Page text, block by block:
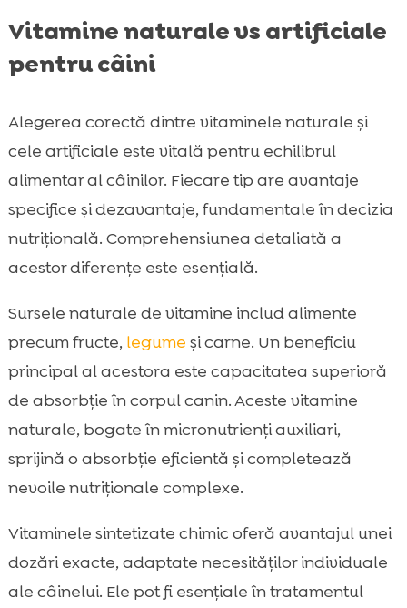
Vitamine naturale vs artificiale
pentru câini
Alegerea corectă dintre vitaminele naturale și
cele artificiale este vitală pentru echilibrul
alimentar al câinilor. Fiecare tip are avantaje
specifice și dezavantaje, fundamentale în decizia
nutrițională. Comprehensiunea detaliată a
acestor diferențe este esențială.
Sursele naturale de vitamine includ alimente
precum fructe, legume și carne. Un beneficiu
principal al acestora este capacitatea superioră
de absorbție în corpul canin. Aceste vitamine
naturale, bogate în micronutrienți auxiliari,
sprijină o absorbție eficientă și completează
nevoile nutriționale complexe.
Vitaminele sintetizate chimic oferă avantajul unei
dozări exacte, adaptate necesităților individuale
ale câinelui. Ele pot fi esențiale în tratamentul